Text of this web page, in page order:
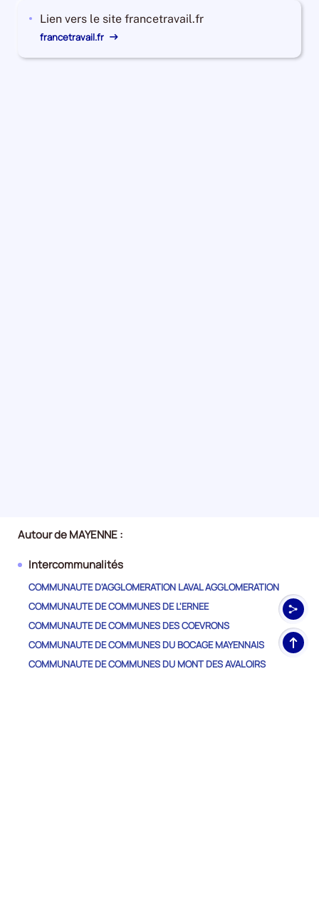
Lien vers le site francetravail.fr
francetravail.fr
Autour de MAYENNE :
Intercommunalités
COMMUNAUTE D'AGGLOMERATION LAVAL AGGLOMERATION
COMMUNAUTE DE COMMUNES DE L'ERNEE
COMMUNAUTE DE COMMUNES DES COEVRONS
COMMUNAUTE DE COMMUNES DU BOCAGE MAYENNAIS
COMMUNAUTE DE COMMUNES DU MONT DES AVALOIRS
Haut
de